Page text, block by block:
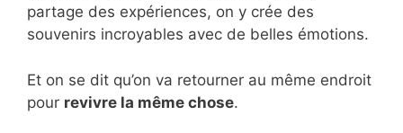
partage des expériences, on y crée des
souvenirs incroyables avec de belles émotions.
Et on se dit qu’on va retourner au même endroit
pour revivre la même chose.